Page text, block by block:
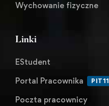
Wychowanie fizyczne
Linki
EStudent
Portal Pracownika
PIT11
Poczta pracownicy